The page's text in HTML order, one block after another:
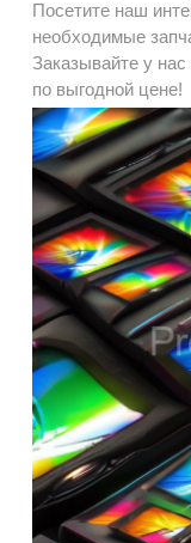
Посетите наш
необходимые
Заказывайте у
по выгодной цене!